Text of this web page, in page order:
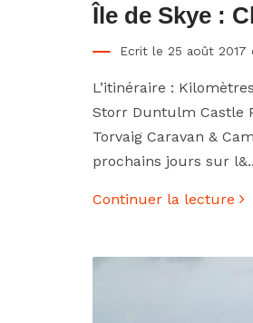
Île de Skye :
Ecrit le 25 août 2017
L’itinéraire :
Storr Duntulm Castle
Torvaig Caravan &
prochains jours sur
Continuer la lecture